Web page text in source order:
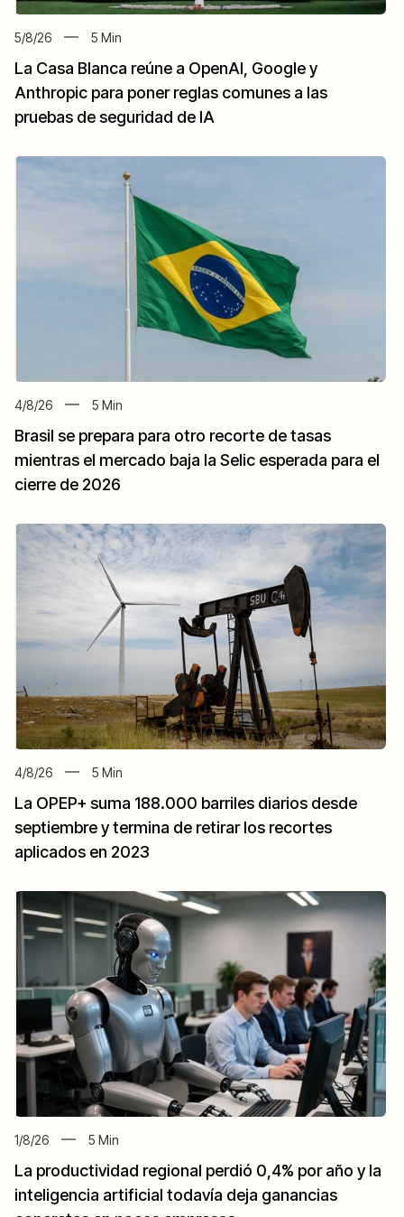
5/8/26 5 Min
La Casa Blanca reúne a OpenAI, Google y
Anthropic para poner reglas comunes a las
pruebas de seguridad de IA
4/8/26 5 Min
Brasil se prepara para otro recorte de tasas
mientras el mercado baja la Selic esperada para el
cierre de 2026
4/8/26 5 Min
La OPEP+ suma 188.000 barriles diarios desde
septiembre y termina de retirar los recortes
aplicados en 2023
1/8/26 5 Min
La productividad regional perdió 0,4% por año y la
inteligencia artificial todavía deja ganancias